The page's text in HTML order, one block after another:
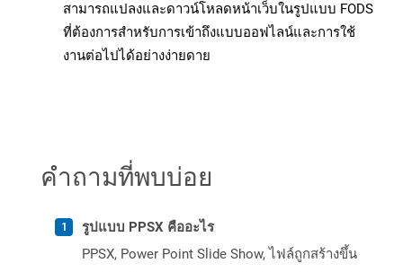
สามารถแปลงและดาวน์โหลดหน้าเว็บในรูปแบบ FODS
ที่ต้องการสำหรับการเข้าถึงแบบออฟไลน์และการใช้
งานต่อไปได้อย่างง่ายดาย
คำถามที่พบบ่อย
รูปแบบ PPSX คืออะไร
PPSX, Power Point Slide Show, ไฟล์ถูกสร้างขึ้น